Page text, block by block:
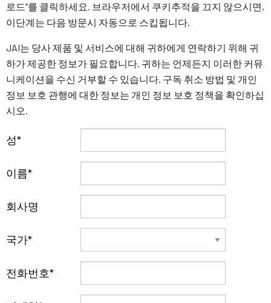
로드"를 클릭하세요. 브라우저에서 쿠키추적을 끄지 않으시면,
이단계는 다음 방문시 자동으로 스킵됩니다.
JAI는 당사 제품 및 서비스에 대해 귀하에게 연락하기 위해 귀
하가 제공한 정보가 필요합니다. 귀하는 언제든지 이러한 커뮤
니케이션을 수신 거부할 수 있습니다. 구독 취소 방법 및 개인
정보 보호 관행에 대한 정보는 개인 정보 보호 정책을 확인하십
시오.
성
이름
회사명
국가
전화번호